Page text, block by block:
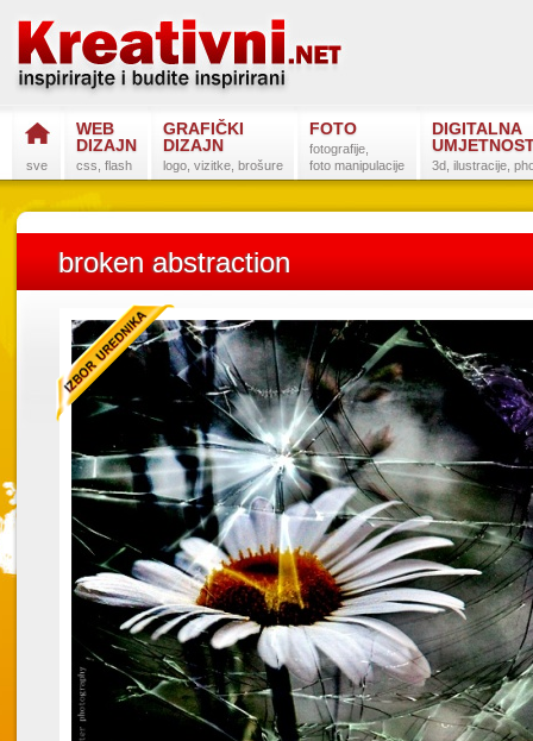
sve
WEB
DIZAJN
css, flash
GRAFIČKI
DIZAJN
logo, vizitke, brošure
FOTO
fotografije,
foto manipulacije
DIGITALNA
3d, ilustracije,
broken abstraction
Postanite